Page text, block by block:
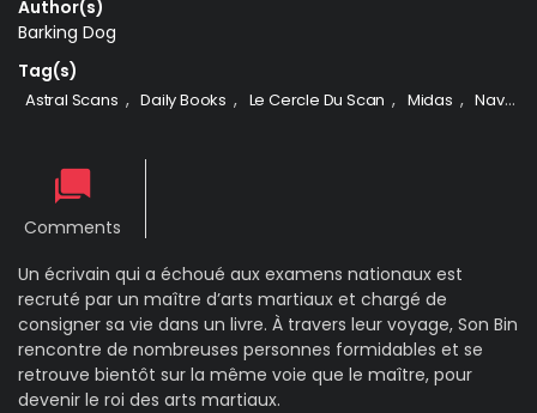
Author(s)
Barking Dog
Tag(s)
Astral Scans , Daily Books , Le Cercle Du Scan , Midas , Naver
Comments
Un écrivain qui a échoué aux examens nationaux est
recruté par un maître d’arts martiaux et chargé de
consigner sa vie dans un livre. À travers leur voyage, Son Bin
rencontre de nombreuses personnes formidables et se
retrouve bientôt sur la même voie que le maître, pour
devenir le roi des arts martiaux.